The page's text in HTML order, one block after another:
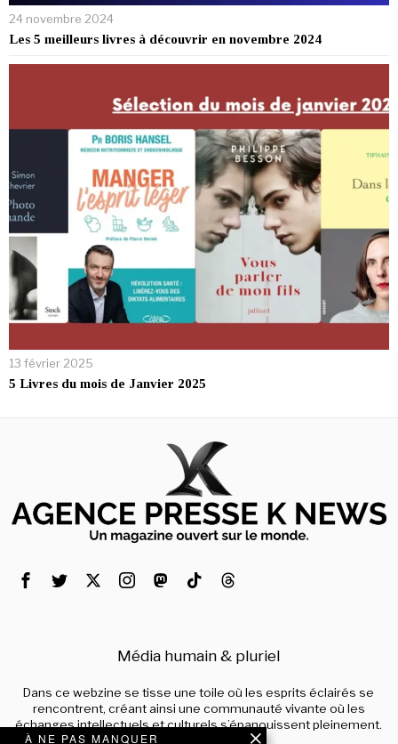
24 novembre 2024
Les 5 meilleurs livres à découvrir en novembre 2024
13 février 2025
5 Livres du mois de Janvier 2025
Média humain & pluriel
Dans ce webzine se tisse une toile où les esprits éclairés se
rencontrent, créant ainsi une communauté vivante où les
échanges intellectuels et culturels s’épanouissent pleinement.
À NE PAS MANQUER